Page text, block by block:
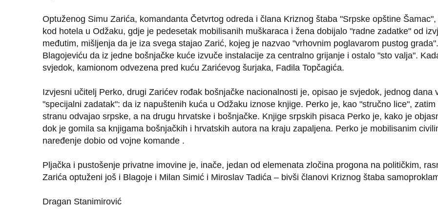
Optuženog Simu Zarića, komandanta Četvrtog odreda i člana Kriznog štaba "Srpske opštine
kod hotela u Odžaku, gdje je pedesetak mobilisanih muškaraca i žena dobijalo "radne zadatke" od
međutim, mišljenja da je iza svega stajao Zarić, kojeg je nazvao "vrhovnim poglavarom pustog
Blagojeviću da iz jedne bošnjačke kuće izvuče instalacije za centralno grijanje i ostalo "sto valja".
svjedok, kamionom odvezena pred kuću Zarićevog šurjaka, Fadila Topčagića.
Izvjesni učitelj Perko, drugi Zarićev rođak bošnjačke nacionalnosti je, opisao je svjedok, jednog dana
"specijalni zadatak": da iz napuštenih kuća u Odžaku iznose knjige. Perko je, kao "stručno lice",
stranu odvajao srpske, a na drugu hrvatske i bošnjačke. Knjige srpskih pisaca Perko je, kako je
dok je gomila sa knjigama bošnjačkih i hrvatskih autora na kraju zapaljena. Perko je mobilisanim
naređenje dobio od vojne komande .
Pljačka i pustošenje privatne imovine je, inače, jedan od elemenata zločina progona na političkim,
Zarića optuženi još i Blagoje i Milan Simić i Miroslav Tadića – bivši članovi Kriznog štaba
Dragan Stanimirović